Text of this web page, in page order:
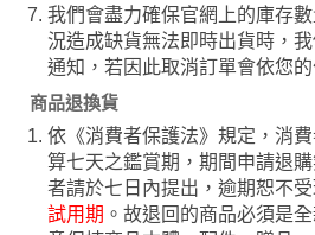
我們會盡力確保官網上的庫存
況造成缺貨無法即時出貨時，
通知，若因此取消訂單會依您
商品退換貨
依《消費者保護法》規定，消
算七天之鑑賞期，期間申請退
者請於七日內提出，逾期恕不受
試用期 。故退回的商品必須是